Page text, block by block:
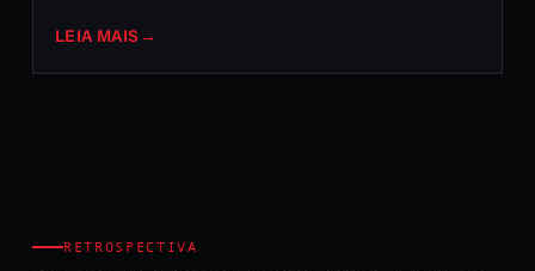
LEIA MAIS →
RETROSPECTIVA